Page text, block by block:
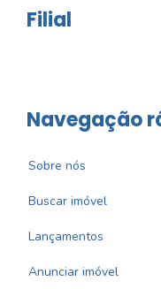
Filial
Navegação
Sobre nós
Buscar imóvel
Lançamentos
Anunciar imóvel